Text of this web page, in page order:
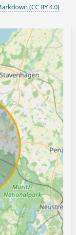
(CC BY 4.0)